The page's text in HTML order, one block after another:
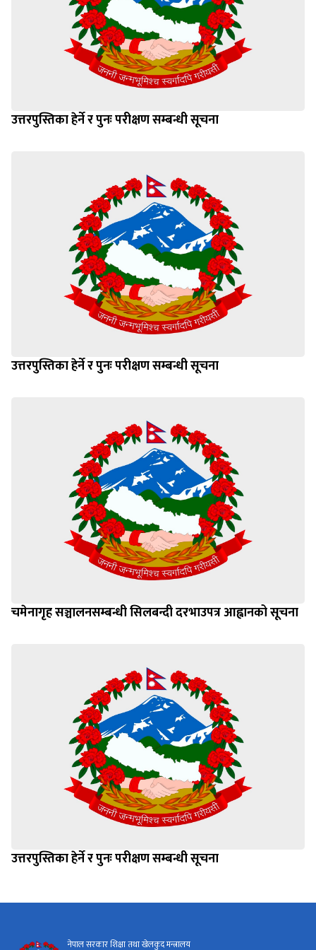
उत्तरपुस्तिका हेर्ने र पुनः परीक्षण सम्बन्धी सूचना
उत्तरपुस्तिका हेर्ने र पुनः परीक्षण सम्बन्धी सूचना
चमेनागृह सञ्चालनसम्बन्धी सिलबन्दी दरभाउपत्र आह्वानको सूचना
उत्तरपुस्तिका हेर्ने र पुनः परीक्षण सम्बन्धी सूचना
नेपाल सरकार शिक्षा तथा खेलकुद मन्त्रालय